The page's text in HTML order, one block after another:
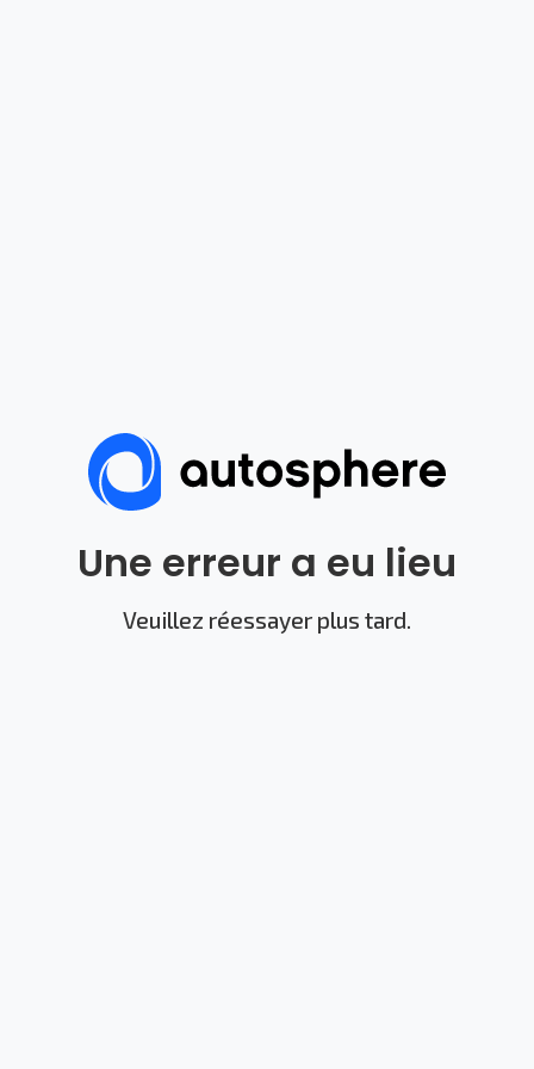
Une erreur a eu lieu
Veuillez réessayer plus tard.